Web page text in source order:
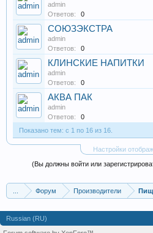
admin
Ответов:
0
СОЮЗЭКСТРА
admin
Ответов:
0
КЛИНСКИЕ НАПИТКИ
admin
Ответов:
0
АКВА ПАК
admin
Ответов:
0
Показано тем: с 1 по 16 из 16.
Настройки
(Вы должны войти или
Форум Производители
Russian (RU)